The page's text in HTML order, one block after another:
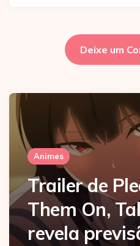
Deixe um
Animes
Trailer de
Them On,
revela